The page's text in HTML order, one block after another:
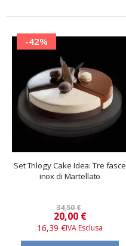
-42%
Set Trilogy Cake Idea: Tre fasce
inox di Martellato
34,50 €
Prezzo
speciale
20,00 €
16,39 €